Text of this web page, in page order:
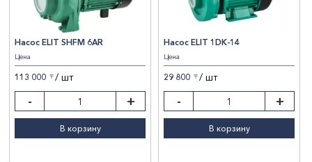
Насос ELIT SHFM 6AR
Цена
113 000 〒 / шт
- +
В корзину
Насос ELIT 1DK-14
Цена
29 800 〒 / шт
- +
В корзину